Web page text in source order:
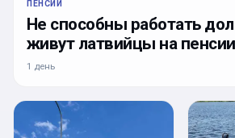
ПЕНСИИ
Не способны работать
живут латвийцы на
1 день